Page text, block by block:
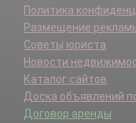
Политика
Размещение
Советы юриста
Новости
Каталог сайтов
Доска объявлений
Договор аренды